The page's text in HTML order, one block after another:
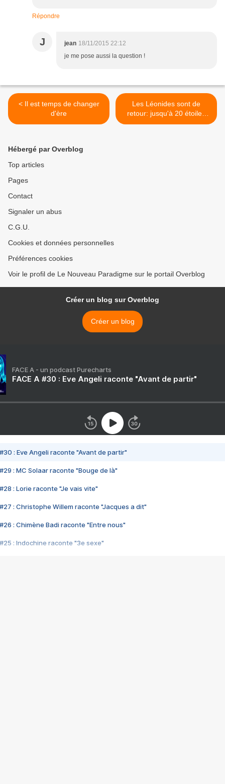
Répondre
J jean 18/11/2015 22:12
je me pose aussi la question !
< Il est temps de changer
d'ère
Les Léonides sont de
retour: jusqu'à 20 étoiles
filantes par heure cette nuit
Hébergé par Overblog
Top articles
Pages
Contact
Signaler un abus
C.G.U.
Cookies et données personnelles
Préférences cookies
Voir le profil de Le Nouveau Paradigme sur le portail Overblog
Créer un blog sur Overblog
Créer un blog
FACE A - un podcast Purecharts
FACE A #30 : Eve Angeli raconte "Avant de partir"
#30 : Eve Angeli raconte "Avant de partir"
#29 : MC Solaar raconte "Bouge de là"
#28 : Lorie raconte "Je vais vite"
#27 : Christophe Willem raconte "Jacques a dit"
#26 : Chimène Badi raconte "Entre nous"
#25 : Indochine raconte "3e sexe"